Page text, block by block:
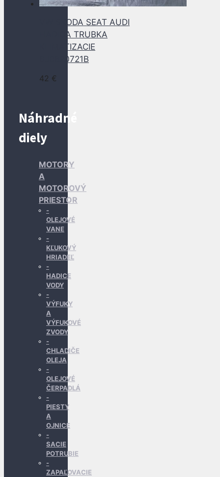
VW SKODA SEAT AUDI
HADICA TRUBKA
KLIMATIZACIE
6J0820721B
42 €
Náhradné
diely
MOTORY
A
MOTOROVÝ
PRIESTOR
OLEJOVÉ
VANE
KĽUKOVÝ
HRIADEĽ
HADICE
VODY
VÝFUKY
A
VÝFUKOVÉ
ZVODY
CHLADIČE
OLEJA
OLEJOVÉ
ČERPADLÁ
PIESTY
A
OJNICE
SACIE
POTRUBIE
ZAPAĽOVACIE